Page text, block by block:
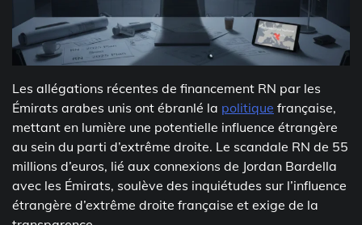
Les allégations récentes de financement RN par les
Émirats arabes unis ont ébranlé la politique française,
mettant en lumière une potentielle influence étrangère
au sein du parti d’extrême droite. Le scandale RN de 55
millions d’euros, lié aux connexions de Jordan Bardella
avec les Émirats, soulève des inquiétudes sur l’influence
étrangère d’extrême droite française et exige de la